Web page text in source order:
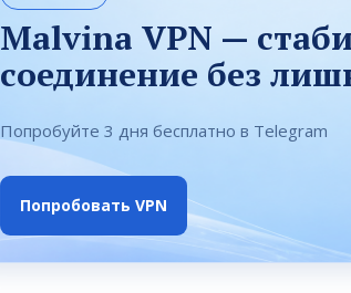
Malvina VPN —
соединение без
Попробуйте 3 дня бесплатно в Telegram
Попробовать VPN